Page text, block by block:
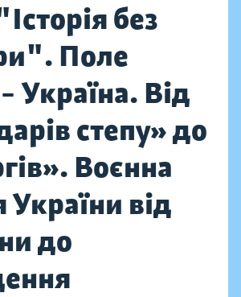
без
Поле
Україна. Від
степу» до
Воєнна
України від
до